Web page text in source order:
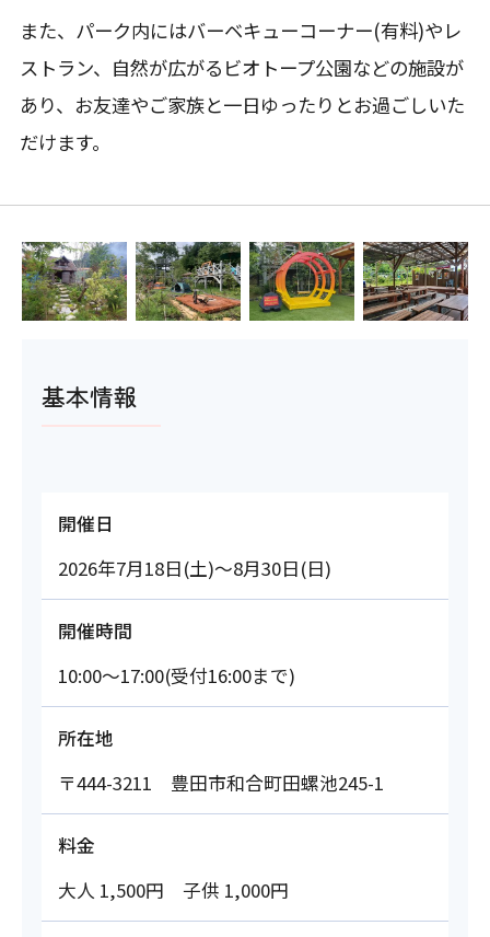
また、パーク内にはバーベキューコーナー(有料)やレ
ストラン、自然が広がるビオトープ公園などの施設が
あり、お友達やご家族と一日ゆったりとお過ごしいた
だけます。
基本情報
開催日
2026年7月18日(土)～8月30日(日)
開催時間
10:00～17:00(受付16:00まで)
所在地
〒444-3211 豊田市和合町田螺池245-1
料金
大人 1,500円 子供 1,000円